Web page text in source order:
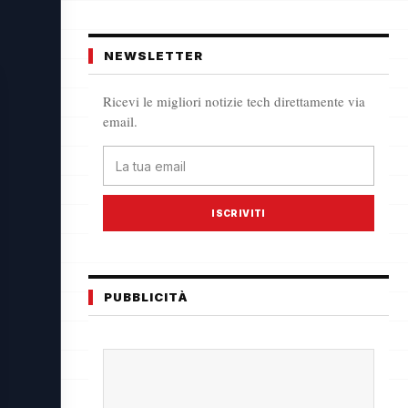
NEWSLETTER
Ricevi le migliori notizie tech direttamente via
email.
ISCRIVITI
PUBBLICITÀ